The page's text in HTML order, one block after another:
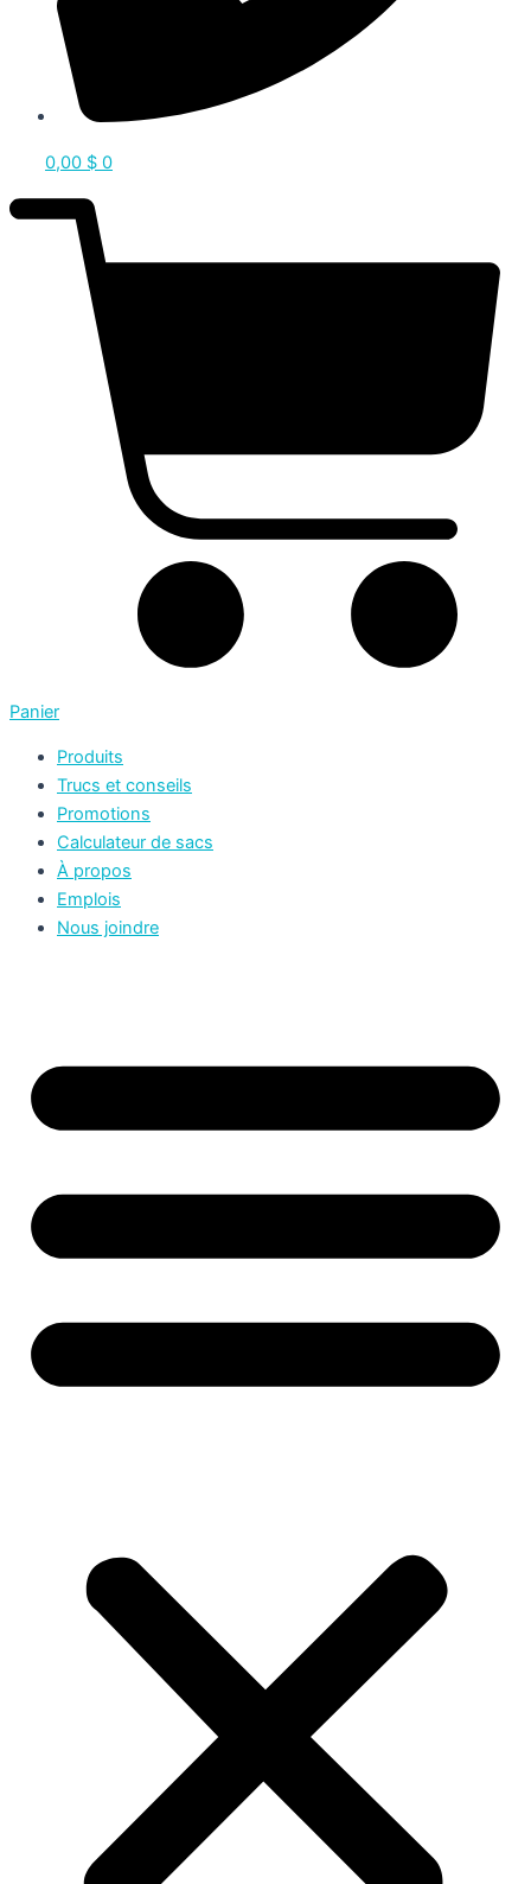
0,00 $ 0
Panier
Produits
Trucs et conseils
Promotions
Calculateur de sacs
À propos
Emplois
Nous joindre